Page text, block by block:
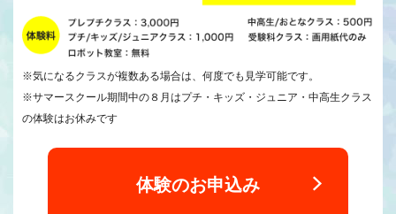
※気になるクラスが複数ある場合は、何度でも見学可能です。
※サマースクール期間中の８月はプチ・キッズ・ジュニア・中高生クラス
の体験はお休みです
体験のお申込み